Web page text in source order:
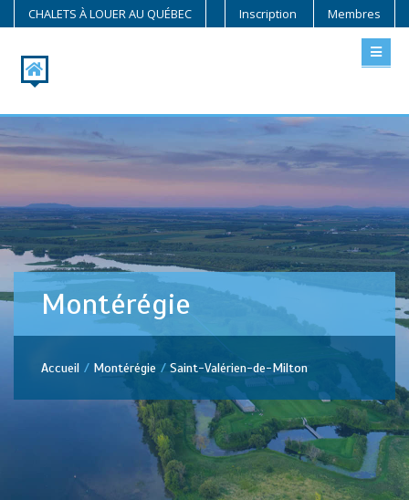
CHALETS À LOUER AU QUÉBEC Inscription Membres
Montérégie
Accueil Montérégie Saint-Valérien-de-Milton